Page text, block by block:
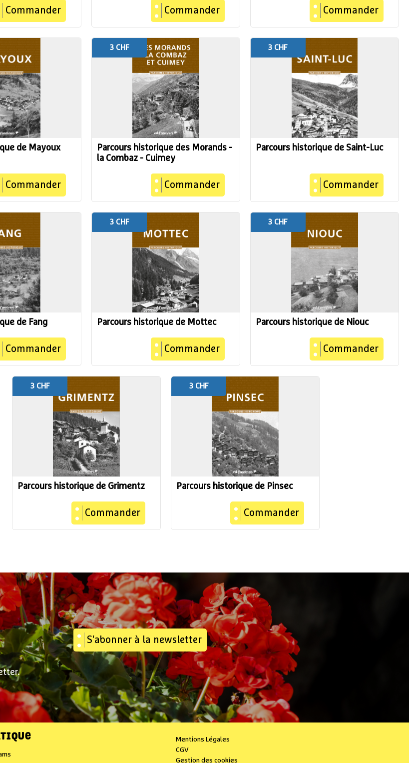
Commander Commander Commander
de Mayoux
Commander
Parcours historique des Morands -
la Combaz - Cuimey
Commander
3 CHF
Parcours historique de Saint-Luc
Commander
3 CHF
de Fang
Commander
Parcours historique de Mottec
Commander
3 CHF
Parcours historique de Niouc
Commander
3 CHF
Parcours historique de Grimentz
Commander
3 CHF
Parcours historique de Pinsec
Commander
3 CHF
S'abonner à la newsletter
Mentions Légales
CGV
Gestion des cookies